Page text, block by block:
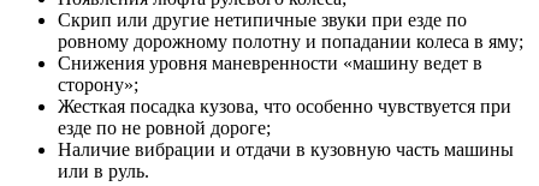
Скрип или другие нетипичные звуки при езде по
ровному дорожному полотну и попадании колеса в яму;
Снижения уровня маневренности «машину ведет в
сторону»;
Жесткая посадка кузова, что особенно чувствуется при
езде по не ровной дороге;
Наличие вибрации и отдачи в кузовную часть машины
или в руль.